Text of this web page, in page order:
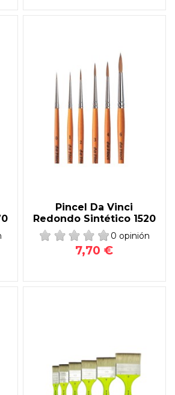
Pincel Da Vinci
Redondo Sintético 1520
0 opinión
7,70 €